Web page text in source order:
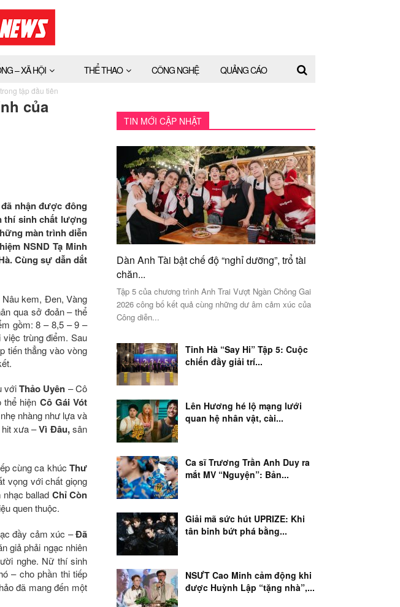
– XÃ HỘI THỂ THAO CÔNG NGHỆ QUẢNG CÁO
tập đầu tiên
của
nhận được đông
thí sinh chất lượng
màn trình diễn
NSND Tạ Minh
Cùng sự dẫn dắt
kem, Đen, Vàng
qua sở đoản – thể
gồm: 8 – 8,5 – 9 –
trùng điểm. Sau
tiến thẳng vào vòng
vớiThảo Uyên – Cô
hiện Cô Gái Vót
nhàng như lựa và
hit xưa –Vì Đâu,sân
cùng ca khúcThư
vọng với chất giọng
ballad Chỉ Còn
quen thuộc.
đầy cảm xúc –Đã
giả phải ngạc nhiên
nghe. Nữ thí sinh
– cho phần thi tiếp
đã mang đến một
TIN MỚI CẬP NHẬT
Dàn Anh Tài bật chế độ “nghỉ dưỡng”, trổ tài
chăn...
Tập 5 của chương trình Anh Trai Vượt Ngàn Chông Gai
2026 công bố kết quả cùng những dư âm cảm xúc của
Công diễn...
Tinh Hà “Say Hi” Tập 5: Cuộc
chiến đầy giải trí...
Lên Hương hé lộ mạng lưới
quan hệ nhân vật, cài...
Ca sĩ Trương Trần Anh Duy ra
mắt MV “Nguyện”: Bản...
Giải mã sức hút UPRIZE: Khi
tân binh bứt phá bằng...
NSƯT Cao Minh cảm động khi
được Huỳnh Lập “tặng nhà”,...